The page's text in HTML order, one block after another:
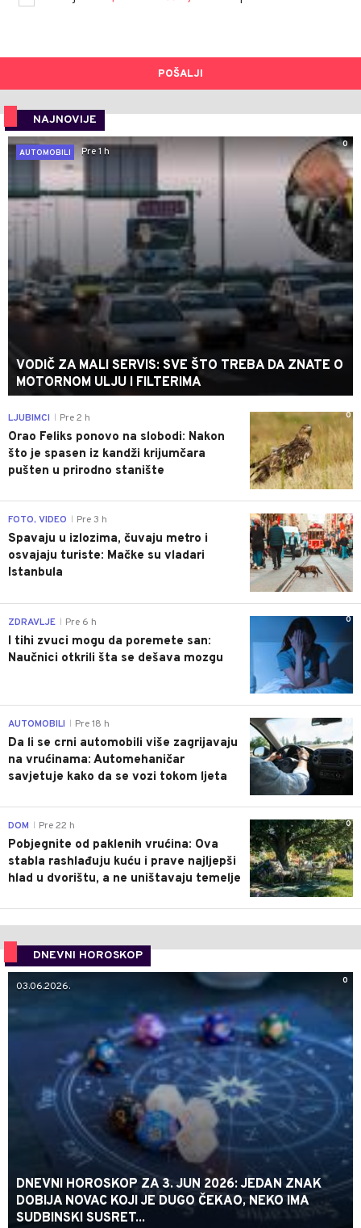
POŠALJI
NAJNOVIJE
0
AUTOMOBILI
Pre 1 h
VODIČ ZA MALI SERVIS: SVE ŠTO TREBA DA ZNATE O
MOTORNOM ULJU I FILTERIMA
0
LJUBIMCI Pre 2 h
Orao Feliks ponovo na slobodi: Nakon
što je spasen iz kandži krijumčara
pušten u prirodno stanište
0
FOTO, VIDEO Pre 3 h
Spavaju u izlozima, čuvaju metro i
osvajaju turiste: Mačke su vladari
Istanbula
0
ZDRAVLJE Pre 6 h
I tihi zvuci mogu da poremete san:
Naučnici otkrili šta se dešava mozgu
AUTOMOBILI Pre 18 h
Da li se crni automobili više zagrijavaju
na vrućinama: Automehaničar
savjetuje kako da se vozi tokom ljeta
0
DOM Pre 22 h
Pobjegnite od paklenih vrućina: Ova
stabla rashlađuju kuću i prave najljepši
hlad u dvorištu, a ne uništavaju temelje
DNEVNI HOROSKOP
0
03.06.2026.
DNEVNI HOROSKOP ZA 3. JUN 2026: JEDAN ZNAK
DOBIJA NOVAC KOJI JE DUGO ČEKAO, NEKO IMA
SUDBINSKI SUSRET...